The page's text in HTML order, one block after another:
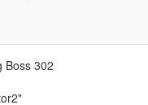
Boss 302